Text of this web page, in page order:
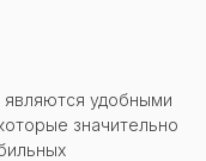
являются удобными
значительно